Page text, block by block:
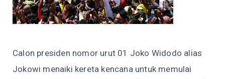
Calon presiden nomor urut 01 Joko Widodo alias
Jokowi menaiki kereta kencana untuk memulai